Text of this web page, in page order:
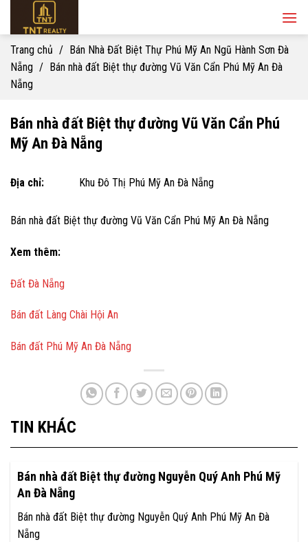
content
Trang chủ / Bán Nhà Đất Biệt Thự Phú Mỹ An Ngũ Hành Sơn Đà
Nẵng / Bán nhà đất Biệt thự đường Vũ Văn Cẩn Phú Mỹ An Đà
Nẵng
Bán nhà đất Biệt thự đường Vũ Văn Cẩn Phú
Mỹ An Đà Nẵng
Địa chỉ: Khu Đô Thị Phú Mỹ An Đà Nẵng
Bán nhà đất Biệt thự đường Vũ Văn Cẩn Phú Mỹ An Đà Nẵng
Xem thêm:
Đất Đà Nẵng
Bán đất Làng Chài Hội An
Bán đất Phú Mỹ An Đà Nẵng
TIN KHÁC
Bán nhà đất Biệt thự đường Nguyễn Quý Anh Phú Mỹ
An Đà Nẵng
Bán nhà đất Biệt thự đường Nguyễn Quý Anh Phú Mỹ An Đà
Nẵng